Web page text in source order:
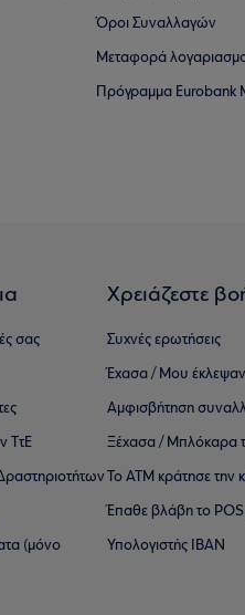
Όροι Συναλλαγών
Μεταφορά
Πρόγραμμα Eurobank
σας
ΤτΕ
(μόνο
Χρειάζεστε
Συχνές ερωτήσεις
Έχασα / Μου
Αμφισβήτηση
Ξέχασα / Μπλόκαρα
Το ΑΤΜ κράτησε την
Έπαθε βλάβη το
Υπολογιστής IBAN